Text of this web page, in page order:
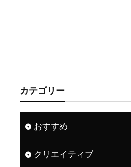
カテゴリー
おすすめ
クリエイティブ